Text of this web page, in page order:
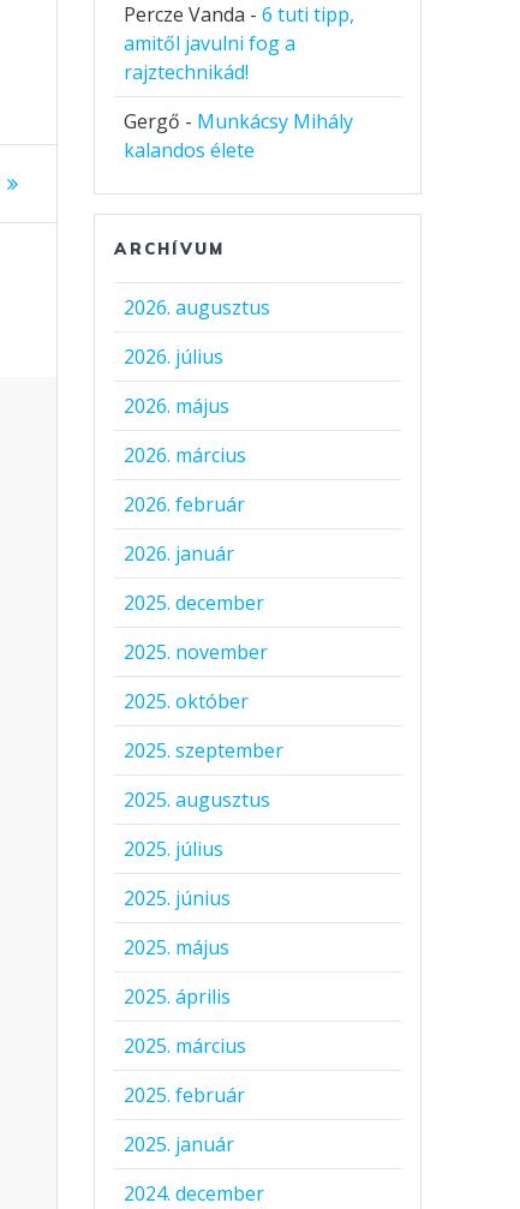
Percze Vanda -6 tuti tipp,
amitől javulni fog a
rajztechnikád!
Gergő - Munkácsy Mihály
kalandos élete
ARCHÍVUM
2026. augusztus
2026. július
2026. május
2026. március
2026. február
2026. január
2025. december
2025. november
2025. október
2025. szeptember
2025. augusztus
2025. július
2025. június
2025. május
2025. április
2025. március
2025. február
2025. január
2024. december